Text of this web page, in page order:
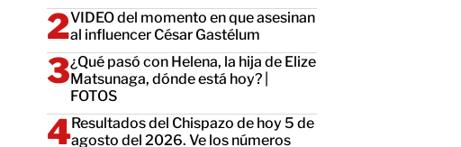
VIDEO del momento en que asesinan
al influencer César Gastélum
¿Qué pasó con Helena, la hija de Elize
Matsunaga, dónde está hoy? |
FOTOS
Resultados del Chispazo de hoy 5 de
agosto del 2026. Ve los números